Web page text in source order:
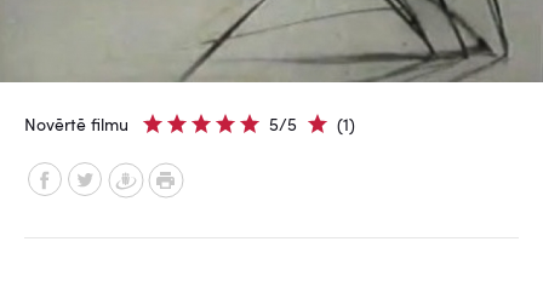
Novērtē filmu 5/5 (1)